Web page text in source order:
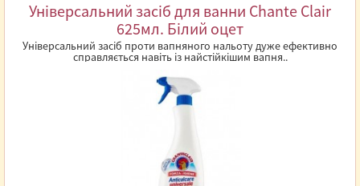
Універсальний засіб для ванни Chante Clair
625мл. Білий оцет
Універсальний засіб проти вапняного нальоту дуже ефективно
справляється навіть із найстійкішим вапня..